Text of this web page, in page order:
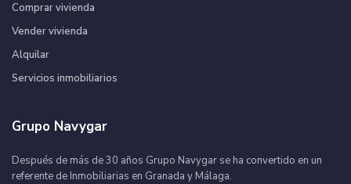
Comprar vivienda
Vender vivienda
Alquilar
Servicios inmobiliarios
Grupo Navygar
Después de más de 30 años Grupo Navygar se ha convertido en un
referente de Inmobiliarias en Granada y Málaga.